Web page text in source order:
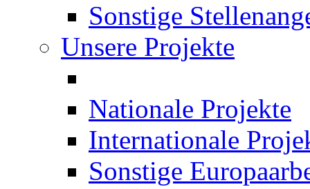
Sonstige
Unsere Projekte
Nationale Projekte
Internationale
Sonstige